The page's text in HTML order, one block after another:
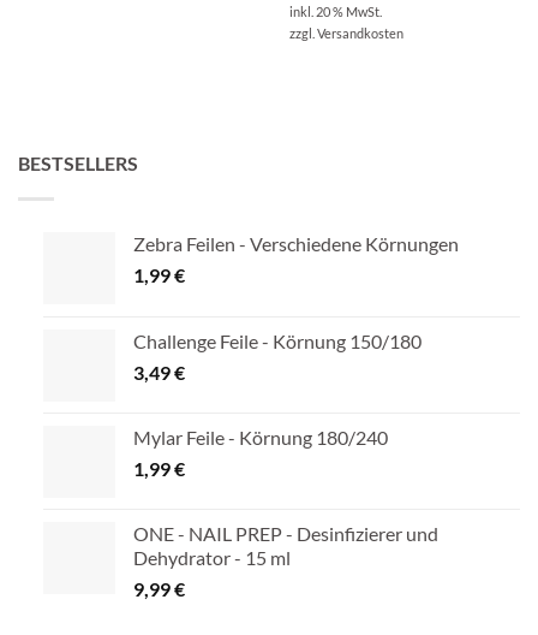
inkl. 20 % MwSt.
zzgl.Versandkosten
BESTSELLERS
Zebra Feilen - Verschiedene Körnungen
1,99€
Challenge Feile - Körnung 150/180
3,49€
Mylar Feile - Körnung 180/240
1,99€
ONE - NAIL PREP - Desinfizierer und
Dehydrator - 15 ml
9,99€